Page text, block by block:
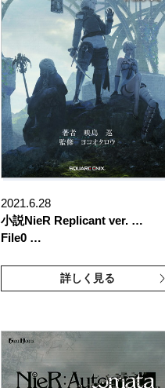
2021.6.28
小説NieR Replicant ver. …
File0 …
詳しく見る